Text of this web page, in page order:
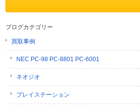
ブログカテゴリー
買取事例
NEC PC-98 PC-8801 PC-6001
ネオジオ
プレイステーション